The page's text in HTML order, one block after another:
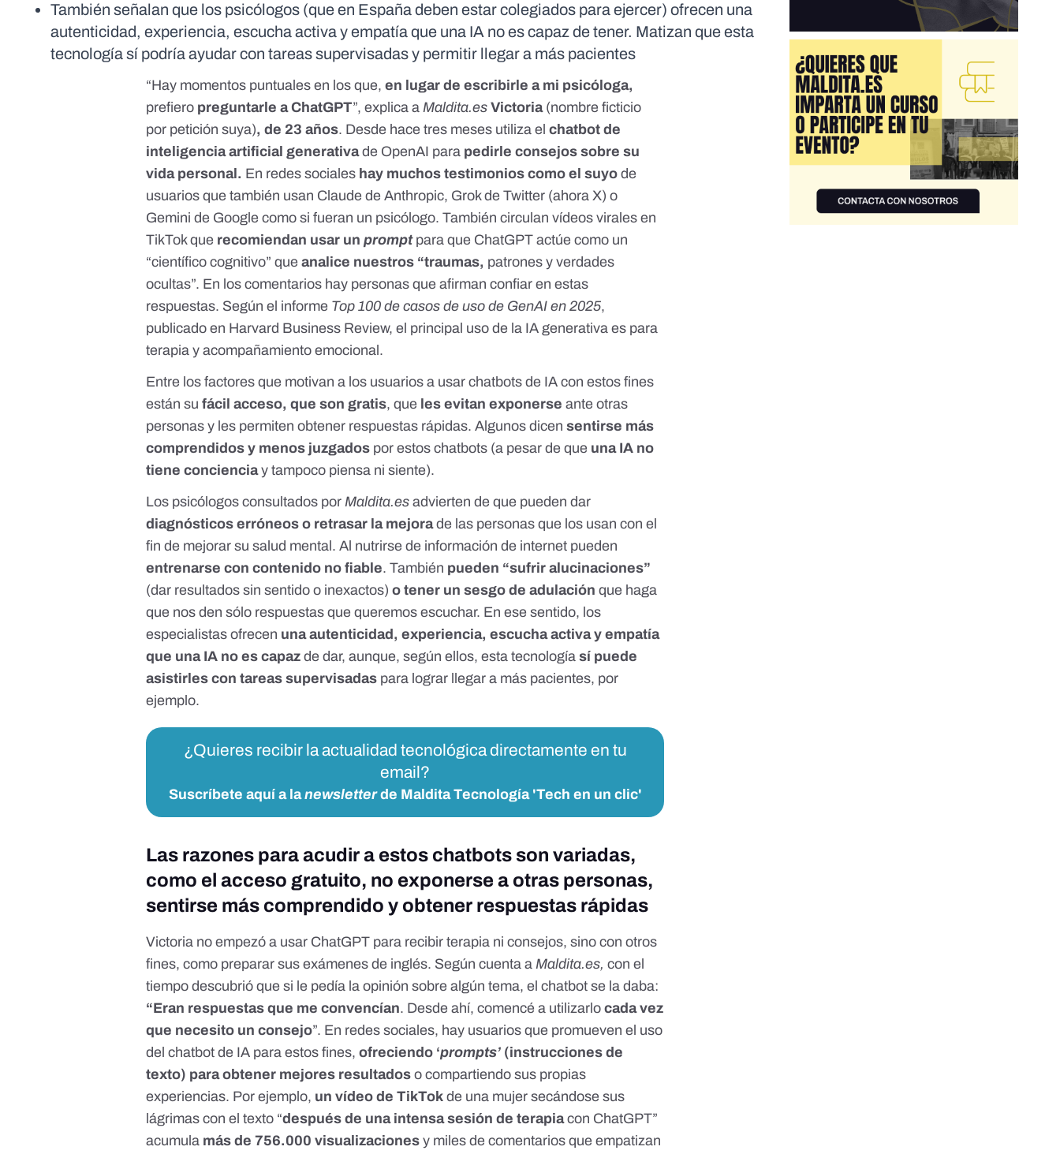
También señalan que los psicólogos (que en España deben estar colegiados para ejercer) ofrecen una
autenticidad, experiencia, escucha activa y empatía que una IA no es capaz de tener. Matizan que esta
tecnología sí podría ayudar con tareas supervisadas y permitir llegar a más pacientes
“Hay momentos puntuales en los que, en lugar de escribirle a mi psicóloga,
prefiero preguntarle a ChatGPT”, explica aMaldita.es Victoria (nombre ficticio
por petición suya), de 23 años. Desde hace tres meses utiliza elchatbot de
inteligencia artificial generativade OpenAI para pedirle consejos sobre su
vida personal. En redes sociales hay muchos testimonios como el suyo de
usuarios que también usan Claude de Anthropic, Grok de Twitter (ahora X) o
Gemini de Google como si fueran un psicólogo. También circulan vídeos virales en
TikTok que recomiendan usar un prompt para que ChatGPT actúe como un
“científico cognitivo” que analice nuestros “traumas, patrones y verdades
ocultas”. En los comentarios hay personas que afirman confiar en estas
respuestas. Según el informe Top 100 de casos de uso de GenAI en 2025,
publicado en Harvard Business Review, el principal uso de la IA generativa es para
terapia y acompañamiento emocional.
Entre los factores que motivan a los usuarios a usar chatbots de IA con estos fines
están sufácil acceso, que son gratis, que les evitan exponerseante otras
personas y les permiten obtener respuestas rápidas. Algunos dicensentirse más
comprendidos y menos juzgados por estos chatbots (a pesar de que una IA no
tiene concienciay tampoco piensa ni siente).
Los psicólogos consultados porMaldita.es advierten de que pueden dar
diagnósticos erróneos o retrasar la mejorade las personas que los usan con el
fin de mejorar su salud mental. Al nutrirse de información de internet pueden
entrenarse con contenido no fiable. También pueden “sufrir alucinaciones”
(dar resultados sin sentido o inexactos)o tener un sesgo de adulación que haga
que nos den sólo respuestas que queremos escuchar. En ese sentido, los
especialistas ofrecen una autenticidad, experiencia, escucha activa y empatía
que una IA no es capaz de dar, aunque, según ellos, esta tecnologíasí puede
asistirles con tareas supervisadas para lograr llegar a más pacientes, por
ejemplo.
¿Quieres recibir la actualidad tecnológica directamente en tu
email?
Suscríbete aquí a lanewsletterde Maldita Tecnología 'Tech en un clic'
Las razones para acudir a estos chatbots son variadas,
como el acceso gratuito, no exponerse a otras personas,
sentirse más comprendido y obtener respuestas rápidas
Victoria no empezó a usar ChatGPT para recibir terapia ni consejos, sino con otros
fines, como preparar sus exámenes de inglés. Según cuenta aMaldita.es,con el
tiempo descubrió que si le pedía la opinión sobre algún tema, el chatbot se la daba:
“Eran respuestas que me convencían. Desde ahí, comencé a utilizarlocada vez
que necesito un consejo”. En redes sociales, hay usuarios que promueven el uso
del chatbot de IA para estos fines,ofreciendo ‘prompts’ (instrucciones de
texto) para obtener mejores resultados o compartiendo sus propias
experiencias. Por ejemplo, un vídeo de TikTok de una mujer secándose sus
lágrimas con el texto “después de una intensa sesión de terapiacon ChatGPT”
acumula más de 756.000 visualizaciones y miles de comentarios que empatizan